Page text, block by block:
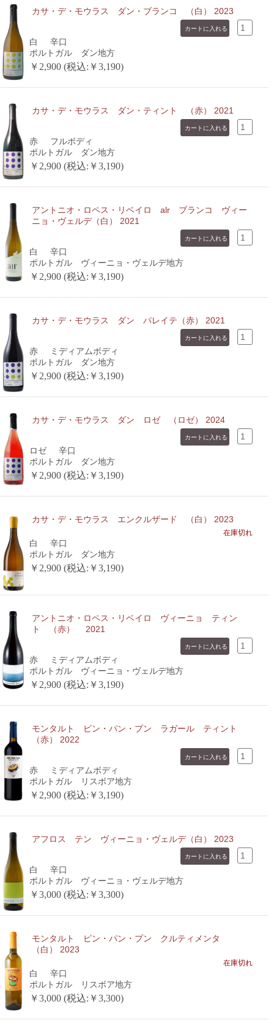
カサ・デ・モウラス ダン・ブランコ （白） 2023
白
辛口
ポルトガル ダン地方
￥2,900 (税込:￥3,190)
カサ・デ・モウラス ダン・ティント （赤） 2021
赤
フルボディ
ポルトガル ダン地方
￥2,900 (税込:￥3,190)
アントニオ・ロペス・リベイロ alr ブランコ ヴィー
ニョ・ヴェルデ（白） 2021
白
辛口
ポルトガル ヴィーニョ・ヴェルデ地方
￥2,900 (税込:￥3,190)
カサ・デ・モウラス ダン パレイテ（赤） 2021
赤
ミディアムボディ
ポルトガル ダン地方
￥2,900 (税込:￥3,190)
カサ・デ・モウラス ダン ロゼ （ロゼ） 2024
ロゼ
辛口
ポルトガル ダン地方
￥2,900 (税込:￥3,190)
カサ・デ・モウラス エンクルザード （白） 2023
在庫切れ
白
辛口
ポルトガル ダン地方
￥2,900 (税込:￥3,190)
アントニオ・ロペス・リベイロ ヴィーニョ ティン
ト （赤） 2021
赤
ミディアムボディ
ポルトガル ヴィーニョ・ヴェルデ地方
￥2,900 (税込:￥3,190)
モンタルト ピン・パン・プン ラガール ティント
（赤） 2022
赤
ミディアムボディ
ポルトガル リスボア地方
￥2,900 (税込:￥3,190)
アフロス テン ヴィーニョ・ヴェルデ（白） 2023
白
辛口
ポルトガル ヴィーニョ・ヴェルデ地方
￥3,000 (税込:￥3,300)
モンタルト ピン・パン・プン クルティメンタ
（白） 2023
在庫切れ
白
辛口
ポルトガル リスボア地方
￥3,000 (税込:￥3,300)